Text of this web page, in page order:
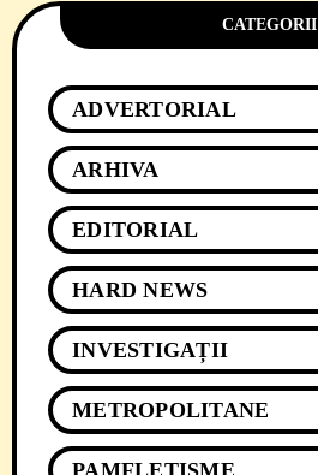
CATEGORII
ADVERTORIAL
ARHIVA
EDITORIAL
HARD NEWS
INVESTIGAȚII
METROPOLITANE
PAMFLETISME